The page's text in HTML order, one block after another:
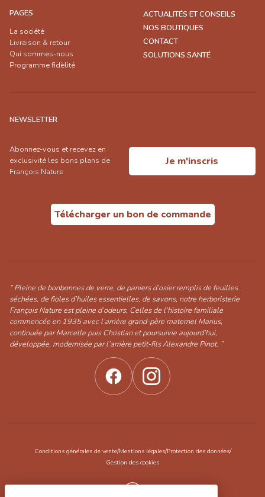
PAGES
La société
Livraison & retour
Qui sommes-nous
Programme fidèlité
ACTUALITÉS ET CONSEILS
NOS BOUTIQUES
CONTACT
SOLUTIONS SANTÉ
NEWSLETTER
Abonnez-vous et recevez en
exclusivité les bons plans de
François Nature
Je m'inscris
Télécharger un bon de commande
“ Pleine de bonbonnes de verre, de paniers d’osier remplis de feuilles
séchées, de fioles d’huiles essentielles, de savons, notre herboristerie
François Nature est pleine d’odeurs. Celles de l’histoire familiale
commencée en 1935 avec l’arrière grand-père maternel Marius,
continuée par Marcelle puis Christian et poursuivie aujourd’hui,
développée, modernisée par l’arrière petit-fils Alexandre Pinot. ”
Conditions générales de vente/Mentions légales/Protection des données/
Gestion des cookies